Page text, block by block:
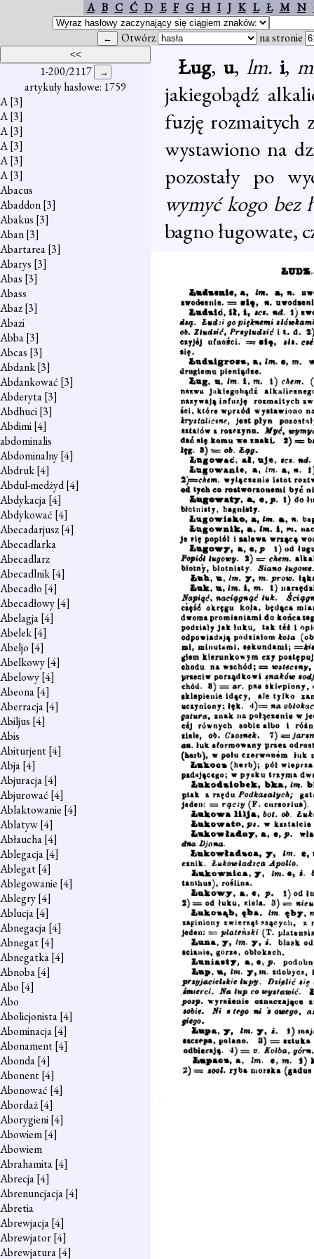
A B C Ć D E F G H I J K L Ł M N
Otwórz na stronie
1-200/2117
artykuły hasłowe: 1759
A[3]
A[3]
A[3]
A[3]
A[3]
A[3]
Abacus
Abaddon[3]
Abakus [3]
Aban[3]
Abartarea[3]
Abarys [3]
Abas [3]
Abass
Abaz[3]
Abazi
Abba[3]
Abcas [3]
Abdank[3]
Abdankować [3]
Abderyta[3]
Abdhuci[3]
Abdimi[4]
abdominalis
Abdominalny[4]
Abdruk[4]
Abdul-medżyd[4]
Abdykacja[4]
Abdykować [4]
Abecadarjusz[4]
Abecadlarka
Abecadlarz
Abecadlnik[4]
Abecadło [4]
Abecadłowy[4]
Abelagja[4]
Abelek[4]
Abeljo [4]
Abelkowy[4]
Abelowy[4]
Abeona[4]
Aberracja[4]
Abiljus [4]
Abis
Abiturjent[4]
Abja[4]
Abjuracja[4]
Abjurować [4]
Ablaktowanie [4]
Ablatyw[4]
Abłaucha[4]
Ablegacja[4]
Ablegat[4]
Ablegowanie [4]
Ablegry[4]
Ablucja[4]
Abnegacja[4]
Abnegat[4]
Abnegatka[4]
Abnoba[4]
Abo [4]
Abo
Abolicjonista[4]
Abominacja[4]
Abonament[4]
Abonda[4]
Abonent[4]
Abonować [4]
Abordaż[4]
Aborygieni[4]
Abowiem[4]
Abowiem
Abrahamita[4]
Abrecja[4]
Abrenuncjacja[4]
Abretia
Abrewjacja[4]
Abrewjator[4]
Abrewjatura[4]
Ług, u, lm.i,
jakiegobądź
fuzję rozmaitych
wystawiono na
pozostały po
wymyć kogo bez
bagno ługowate,